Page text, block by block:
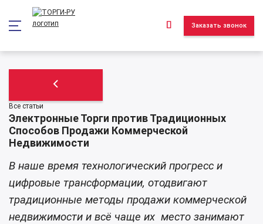
Заказать звонок
Все статьи
Электронные Торги против Традиционных
Способов Продажи Коммерческой
Недвижимости
В наше время технологический прогресс и
цифровые трансформации, отодвигают
традиционные методы продажи коммерческой
недвижимости и всё чаще их место занимают